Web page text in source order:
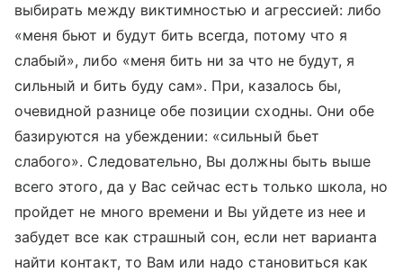
выбирать между виктимностью и агрессией: либо
«меня бьют и будут бить всегда, потому что я
слабый», либо «меня бить ни за что не будут, я
сильный и бить буду сам». При, казалось бы,
очевидной разнице обе позиции сходны. Они обе
базируются на убеждении: «сильный бьет
слабого». Следовательно, Вы должны быть выше
всего этого, да у Вас сейчас есть только школа, но
пройдет не много времени и Вы уйдете из нее и
забудет все как страшный сон, если нет варианта
найти контакт, то Вам или надо становиться как